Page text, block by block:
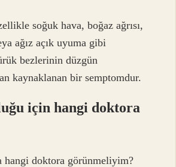
soğuk hava, boğaz ağrısı,
ağız açık uyuma gibi
bezlerinin düzgün
kaynaklanan bir semptomdur.
için hangi doktora
hangi doktora görünmeliyim?